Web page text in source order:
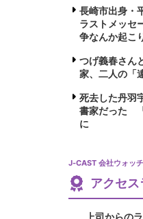
長崎市出身・
ラストメッセ
争なんか起こ
つげ義春さん
家、二人の「
死去した丹羽
書家だった
に
J-CAST 会社ウォッチ
アクセ
上司からの